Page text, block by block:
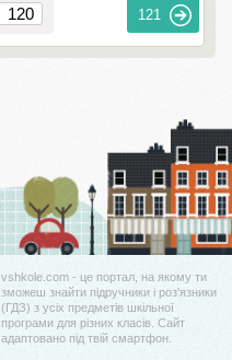
121
vshkole.com - це портал, на якому ти
зможеш знайти підручники і роз'язники
(ГДЗ) з усіх предметів шкільної
програми для різних класів. Сайт
адаптовано під твій смартфон.